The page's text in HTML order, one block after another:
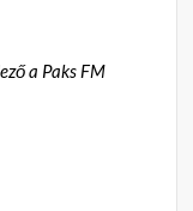
a Paks FM